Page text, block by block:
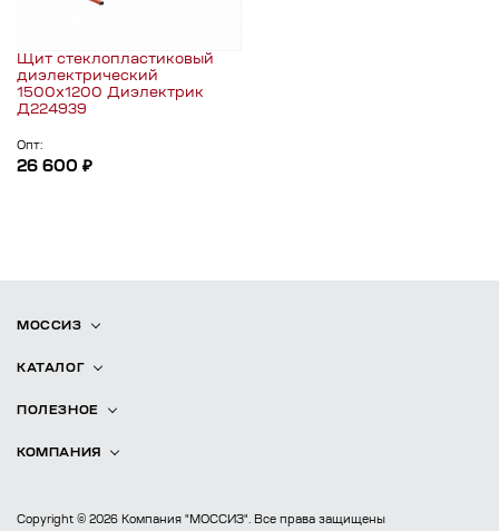
Щит стеклопластиковый
диэлектрический
1500х1200 Диэлектрик
Д224939
Опт:
26 600 ₽
МОССИЗ
КАТАЛОГ
ПОЛЕЗНОЕ
КОМПАНИЯ
Copyright © 2026 Компания "МОССИЗ". Все права защищены